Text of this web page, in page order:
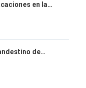
en la…
de…